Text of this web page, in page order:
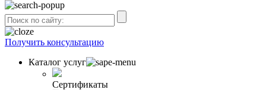
Получить консультацию
Каталог услуг
Сертификаты